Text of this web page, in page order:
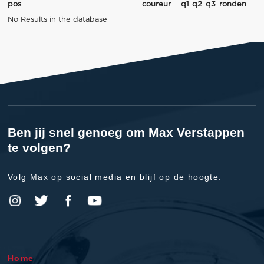
pos coureur q1 q2 q3 ronden
No Results in the database
Ben jij snel genoeg om Max Verstappen
te volgen?
Volg Max op social media en blijf op de hoogte.
Home